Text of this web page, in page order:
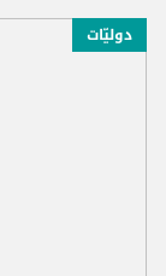
دوليّات